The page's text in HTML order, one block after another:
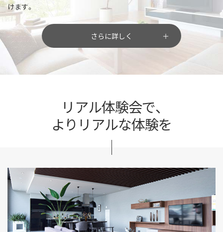
けます。
さらに詳しく
リアル体験会で、
よりリアルな体験を